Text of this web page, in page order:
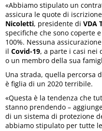
«Abbiamo stipulato un
assicura le quote di
Nicoletti, presidente diVDA
specifiche che sono coperte
100%. Nessuna
ilCovid-19, a parte i casi nei
o un membro della sua
Una strada, quella percorsa
è figlia di un 2020 terribile.
«Questa è la tendenza che
stanno prendendo –
di un sistema di protezione
abbiamo stipulato per tutte